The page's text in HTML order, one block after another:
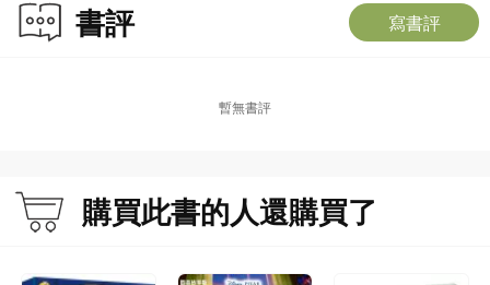
書評 寫書評
暫無書評
購買此書的人還購買了